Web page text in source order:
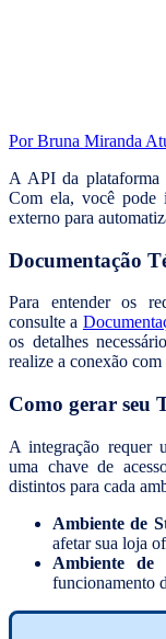
Por Bruna Miranda
A API da plataforma
Com ela, você pode
externo para
Documentação
Para entender os
consulte a
os detalhes
realize a conexão com
Como gerar seu
A integração requer
uma chave de
distintos para cada
Ambiente de
afetar sua loja
Ambiente de
funcionamento